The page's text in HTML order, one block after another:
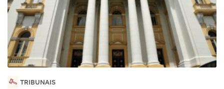
TRIBUNAIS